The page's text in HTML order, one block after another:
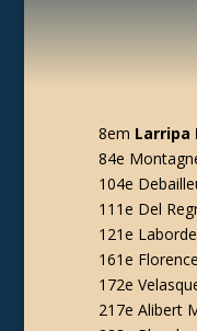
8em Larripa
84e
104e
111e Del
121e
161e
172e
217e Alibert